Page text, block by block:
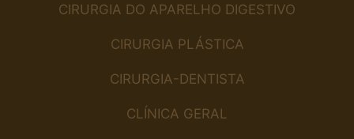
CIRURGIA DO APARELHO DIGESTIVO
CIRURGIA PLÁSTICA
CIRURGIA-DENTISTA
CLÍNICA GERAL